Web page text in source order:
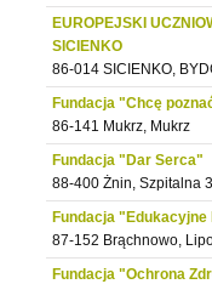
EUROPEJSKI
SICIENKO
86-014 SICIENKO,
Fundacja "Chcę
86-141 Mukrz, Mukrz
Fundacja "Dar Serca"
88-400 Żnin, Szpitalna
Fundacja
87-152 Brąchnowo,
Fundacja "Ochrona